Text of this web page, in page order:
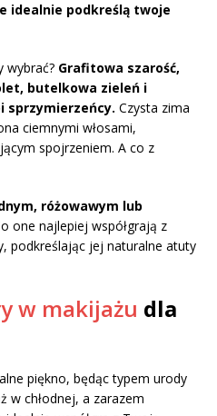
idealnie podkreślą twoje
wybrać? Grafitowa szarość,
butelkowa zieleń i
sprzymierzeńcy. Czysta zima
ciemnymi włosami,
spojrzeniem. A co z
różowawym lub
one najlepiej współgrają z
podkreślając jej naturalne atuty
w makijażu dla
piękno, będąc typem urody
w chłodnej, a zarazem